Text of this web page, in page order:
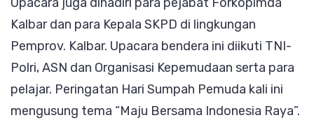
Kalbar dan para Kepala SKPD di lingkungan
Pemprov. Kalbar. Upacara bendera ini diikuti TNI-
Polri, ASN dan Organisasi Kepemudaan serta para
pelajar. Peringatan Hari Sumpah Pemuda kali ini
mengusung tema “Maju Bersama Indonesia Raya”.